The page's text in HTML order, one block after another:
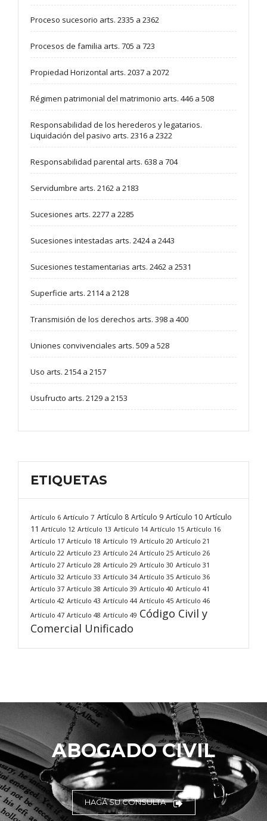
Proceso sucesorio arts. 2335 a 2362
Procesos de familia arts. 705 a 723
Propiedad Horizontal arts. 2037 a 2072
Régimen patrimonial del matrimonio arts. 446 a 508
Responsabilidad de los herederos y legatarios.
Liquidación del pasivo arts. 2316 a 2322
Responsabilidad parental arts. 638 a 704
Servidumbre arts. 2162 a 2183
Sucesiones arts. 2277 a 2285
Sucesiones intestadas arts. 2424 a 2443
Sucesiones testamentarias arts. 2462 a 2531
Superficie arts. 2114 a 2128
Transmisión de los derechos arts. 398 a 400
Uniones convivenciales arts. 509 a 528
Uso arts. 2154 a 2157
Usufructo arts. 2129 a 2153
ETIQUETAS
Artículo 6 Artículo 7 Artículo 8 Artículo 9 Artículo 10 Artículo
11 Artículo 12 Artículo 13 Artículo 14 Artículo 15 Artículo 16
Artículo 17 Artículo 18 Artículo 19 Artículo 20 Artículo 21
Artículo 22 Artículo 23 Artículo 24 Artículo 25 Artículo 26
Artículo 27 Artículo 28 Artículo 29 Artículo 30 Artículo 31
Artículo 32 Artículo 33 Artículo 34 Artículo 35 Artículo 36
Artículo 37 Artículo 38 Artículo 39 Artículo 40 Artículo 41
Artículo 42 Artículo 43 Artículo 44 Artículo 45 Artículo 46
Artículo 47 Artículo 48 Artículo 49 Código Civil y
Comercial Unificado
ABOGADO CIVIL
HAGA SU CONSULTA